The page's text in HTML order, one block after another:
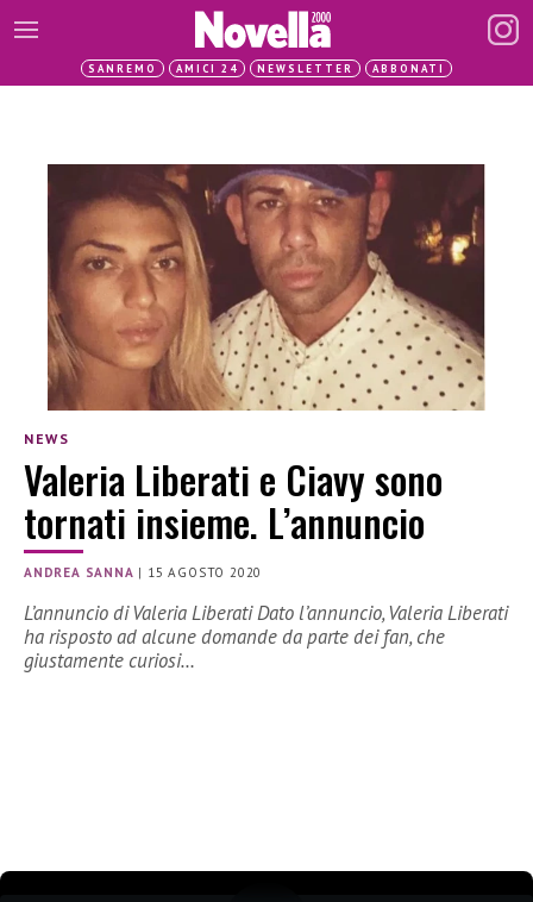
SANREMO AMICI 24 NEWSLETTER ABBONATI
NEWS
Valeria Liberati e Ciavy sono
tornati insieme. L’annuncio
ANDREA SANNA | 15 AGOSTO 2020
L’annuncio di Valeria Liberati Dato l’annuncio, Valeria Liberati
ha risposto ad alcune domande da parte dei fan, che
giustamente curiosi…